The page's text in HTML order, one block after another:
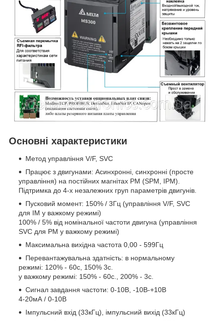
Основні характеристики
Метод управління V/F, SVC
Працює з двигунами: Асинхронні, синхронні (просте
управління) на постійних магнітах PM (SPM, IPM).
Підтримка до 4-х незалежних груп параметрів двигунів.
Пусковий момент: 150% / 3Гц (управління V/F, SVC
для IM у важкому режимі)
100% / 5% від номінальної частоти двигуна (управління
SVC для PM у важкому режимі)
Максимальна вихідна частота 0,00 - 599Гц
Перевантажувальна здатність: в нормальному
режимі: 120% - 60с, 150% 3с.
у важкому режимі: 150% - 60с., 200% - 3с.
Сигнал завдання частоти: 0-10В, -10В-+10В
4-20мА / 0-10В
Імпульсний вхід (33кГц), імпульсний вихід (33кГц)